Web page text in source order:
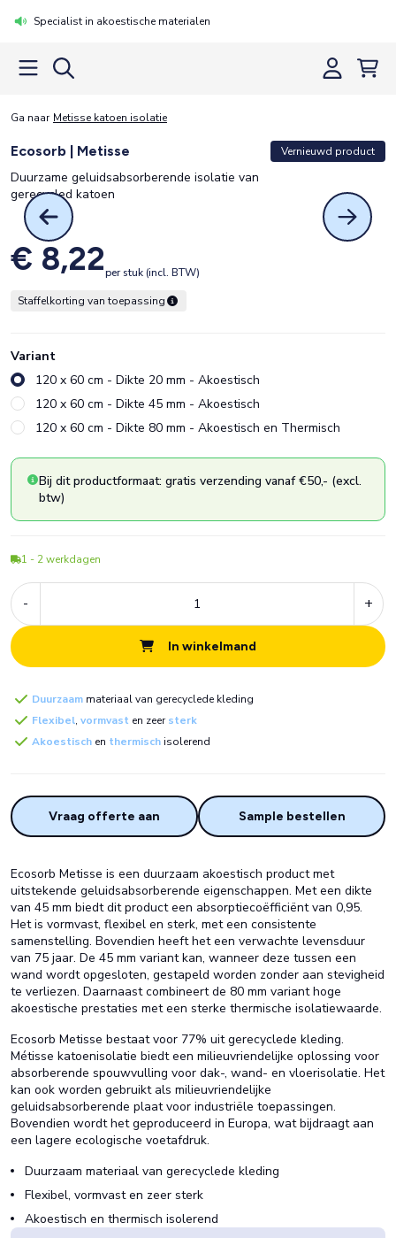
Specialist in akoestische materialen
Ga naar Metisse katoen isolatie
Ecosorb | Metisse
Duurzame geluidsabsorberende isolatie van
gerecycled katoen
Vernieuwd product
€ 8,22per stuk (incl. BTW)
Staffelkorting van toepassing
Variant
120 x 60 cm - Dikte 20 mm - Akoestisch
120 x 60 cm - Dikte 45 mm - Akoestisch
120 x 60 cm - Dikte 80 mm - Akoestisch en Thermisch
Bij dit productformaat: gratis verzending vanaf €50,- (excl.
btw)
1 - 2werkdagen
- +
In winkelmand
Duurzaam materiaal van gerecyclede kleding
Flexibel, vormvast en zeersterk
Akoestisch en thermisch isolerend
Vraag offerte aan Sample bestellen
Ecosorb Metisse is een duurzaam akoestisch product met
uitstekende geluidsabsorberende eigenschappen. Met een dikte
van 45 mm biedt dit product een absorptiecoëfficiënt van 0,95.
Het is vormvast, flexibel en sterk, met een consistente
samenstelling. Bovendien heeft het een verwachte levensduur
van 75 jaar. De 45 mm variant kan, wanneer deze tussen een
wand wordt opgesloten, gestapeld worden zonder aan stevigheid
te verliezen. Daarnaast combineert de 80 mm variant hoge
akoestische prestaties met een sterke thermische isolatiewaarde.
Ecosorb Metisse bestaat voor 77% uit gerecyclede kleding.
Métisse katoenisolatie biedt een milieuvriendelijke oplossing voor
absorberende spouwvulling voor dak-, wand- en vloerisolatie. Het
kan ook worden gebruikt als milieuvriendelijke
geluidsabsorberende plaat voor industriële toepassingen.
Bovendien wordt het geproduceerd in Europa, wat bijdraagt aan
een lagere ecologische voetafdruk.
Duurzaam materiaal van gerecyclede kleding
Flexibel, vormvast en zeer sterk
Akoestisch en thermisch isolerend